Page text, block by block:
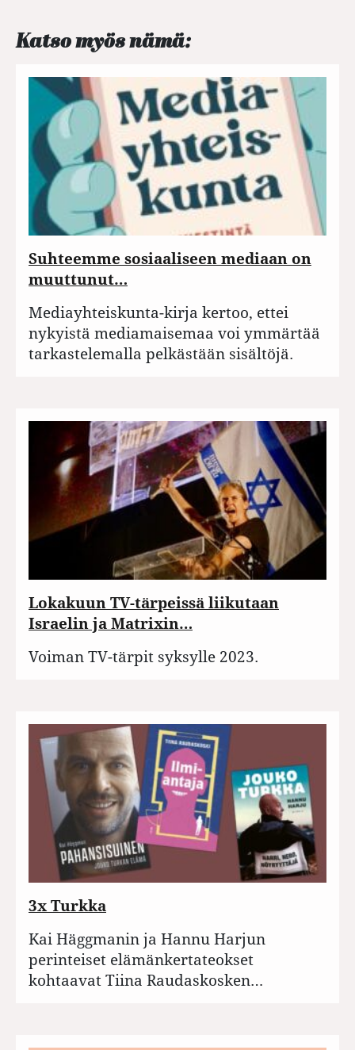
Katso myös nämä:
Suhteemme sosiaaliseen mediaan on
muuttunut…
Mediayhteiskunta-kirja kertoo, ettei
nykyistä mediamaisemaa voi ymmärtää
tarkastelemalla pelkästään sisältöjä.
Lokakuun TV-tärpeissä liikutaan
Israelin ja Matrixin…
Voiman TV-tärpit syksylle 2023.
3x Turkka
Kai Häggmanin ja Hannu Harjun
perinteiset elämänkertateokset
kohtaavat Tiina Raudaskosken…